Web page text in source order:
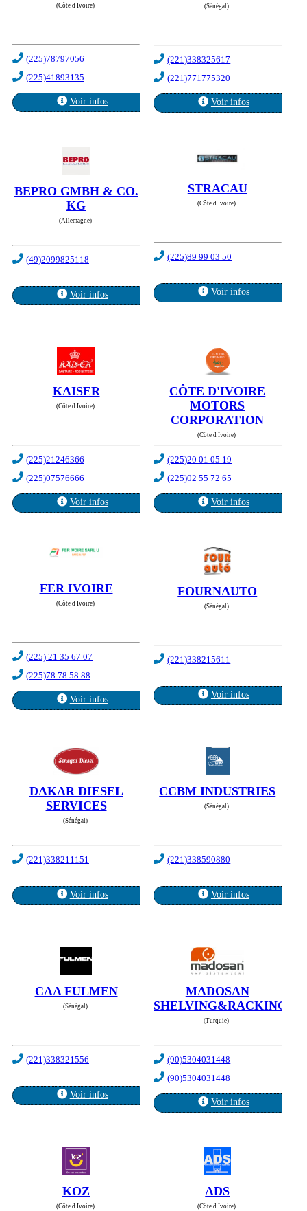
(Côte d Ivoire)
(225)78797056
(225)41893135
Voir infos
(Sénégal)
(221)338325617
(221)771775320
Voir infos
BEPRO GMBH & CO.
KG
(Allemagne)
(49)2099825118
Voir infos
STRACAU
(Côte d Ivoire)
(225)89 99 03 50
Voir infos
KAISER
(Côte d Ivoire)
(225)21246366
(225)07576666
Voir infos
CÔTE D'IVOIRE
MOTORS
CORPORATION
(Côte d Ivoire)
(225)20 01 05 19
(225)02 55 72 65
Voir infos
FER IVOIRE
(Côte d Ivoire)
(225) 21 35 67 07
(225)78 78 58 88
Voir infos
FOURNAUTO
(Sénégal)
(221)338215611
Voir infos
DAKAR DIESEL
SERVICES
(Sénégal)
(221)338211151
Voir infos
CCBM INDUSTRIES
(Sénégal)
(221)338590880
Voir infos
CAA FULMEN
(Sénégal)
(221)338321556
Voir infos
MADOSAN
SHELVING&RACKING
(Turquie)
(90)5304031448
(90)5304031448
Voir infos
KOZ
(Côte d Ivoire)
ADS
(Côte d Ivoire)